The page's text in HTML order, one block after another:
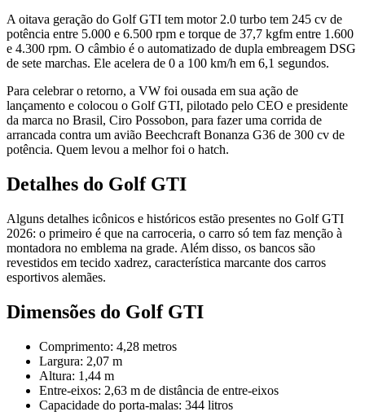
A oitava geração do Golf GTI tem motor 2.0 turbo tem 245 cv de
potência entre 5.000 e 6.500 rpm e torque de 37,7 kgfm entre 1.600
e 4.300 rpm. O câmbio é o automatizado de dupla embreagem DSG
de sete marchas. Ele acelera de 0 a 100 km/h em 6,1 segundos.
Para celebrar o retorno, a VW foi ousada em sua ação de
lançamento e colocou o Golf GTI, pilotado pelo CEO e presidente
da marca no Brasil, Ciro Possobon, para fazer uma corrida de
arrancada contra um avião Beechcraft Bonanza G36 de 300 cv de
potência. Quem levou a melhor foi o hatch.
Detalhes do Golf GTI
Alguns detalhes icônicos e históricos estão presentes no Golf GTI
2026: o primeiro é que na carroceria, o carro só tem faz menção à
montadora no emblema na grade. Além disso, os bancos são
revestidos em tecido xadrez, característica marcante dos carros
esportivos alemães.
Dimensões do Golf GTI
Comprimento: 4,28 metros
Largura: 2,07 m
Altura: 1,44 m
Entre-eixos: 2,63 m de distância de entre-eixos
Capacidade do porta-malas: 344 litros